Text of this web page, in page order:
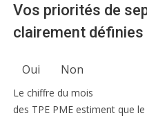
Vos priorités de
clairement définies
Oui Non
Le chiffre du mois
des TPE PME estiment que